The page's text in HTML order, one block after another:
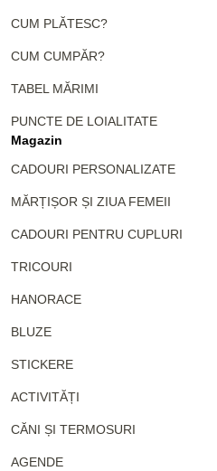
CUM PLĂTESC?
CUM CUMPĂR?
TABEL MĂRIMI
PUNCTE DE LOIALITATE
Magazin
CADOURI PERSONALIZATE
MĂRȚIȘOR ȘI ZIUA FEMEII
CADOURI PENTRU CUPLURI
TRICOURI
HANORACE
BLUZE
STICKERE
ACTIVITĂȚI
CĂNI ȘI TERMOSURI
AGENDE